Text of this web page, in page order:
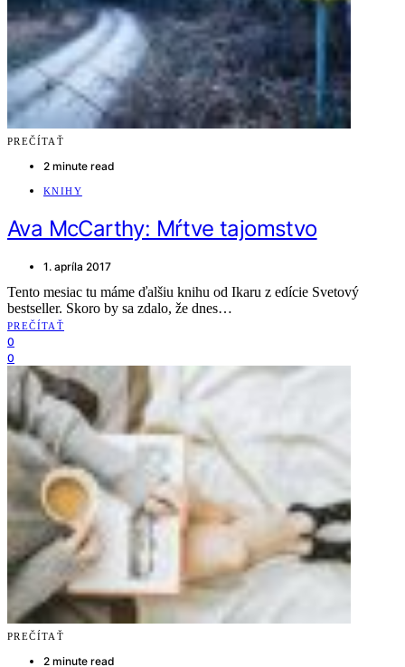
PREČÍTAŤ
2 minute read
KNIHY
Ava McCarthy: Mŕtve tajomstvo
1. apríla 2017
Tento mesiac tu máme ďalšiu knihu od Ikaru z edície Svetový
bestseller. Skoro by sa zdalo, že dnes…
PREČÍTAŤ
0
0
PREČÍTAŤ
2 minute read